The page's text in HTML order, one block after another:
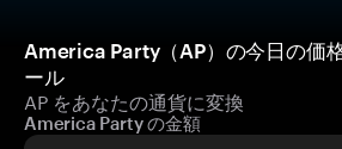
America Party（AP）の今日の価
ール
AP をあなたの通貨に変換
America Party の金額